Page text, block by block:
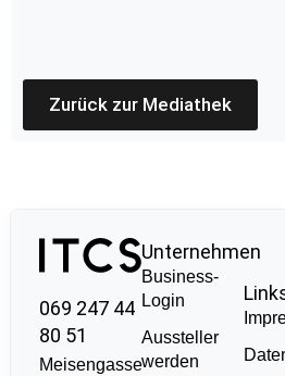
Zurück zur Mediathek
069 247 44
80 51
Meisengasse
Unternehmen
Business-
Login
Aussteller
werden